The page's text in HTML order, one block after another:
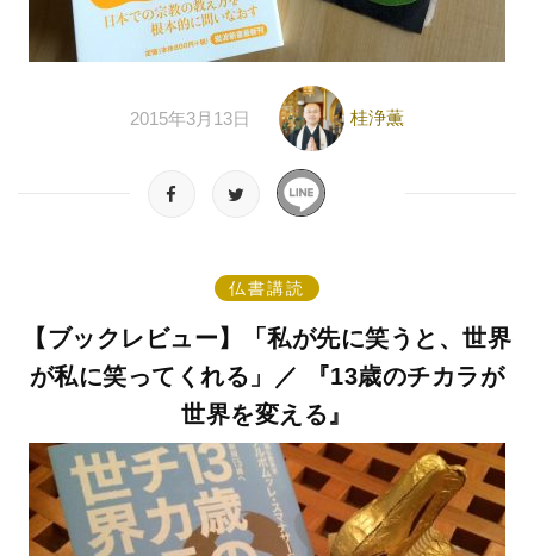
2015年3月13日 桂浄薫
仏書講読
【ブックレビュー】「私が先に笑うと、世界
が私に笑ってくれる」／ 『13歳のチカラが
世界を変える』